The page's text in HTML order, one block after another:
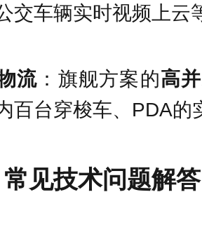
交车辆实时视频上云
流 ：旗舰方案的高
百台穿梭车、PDA的
见技术问题解